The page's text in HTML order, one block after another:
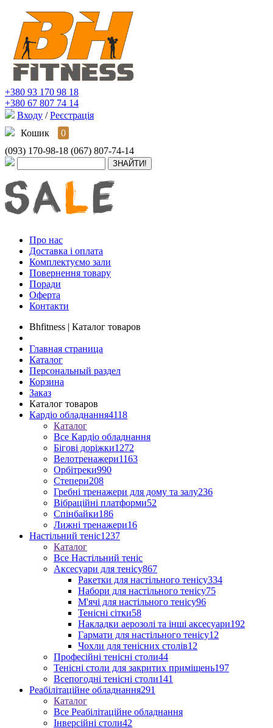
+380 93 170 98 18
+380 67 807 74 14
Входу / Реєстрація
Кошик
0
(093) 170-98-18 (067) 807-74-14
Про нас
Доставка і оплата
Комплектуємо зали
Повернення товару
Поради
Оферта
Контакти
Bhfitness | Каталог товаров
Главная страница
Каталог
Персональный раздел
Корзина
Заказ
Каталог товаров
Кардіо обладнання4118
Каталог
Все Кардіо обладнання
Бігові доріжки1272
Велотренажери1163
Орбітреки990
Степери208
Гребні тренажери для дому та залу236
Вібраційні платформи52
Спінбайки186
Лижні тренажери16
Настільний теніс1237
Каталог
Все Настільний теніс
Аксесуари для тенісу867
Ракетки для настільного тенісу334
Набори для настільного тенісу75
М'ячі для настільного тенісу96
Тенісні сітки58
Накладки аерозолі та інші аксесуари192
Гармати для настільного тенісу12
Чохли для тенісних столів12
Професійні тенісні столи44
Тенісні столи для закритих приміщень197
Всепогодні тенісні столи141
Реабілітаційне обладнання291
Каталог
Все Реабілітаційне обладнання
Інверсійні столи42